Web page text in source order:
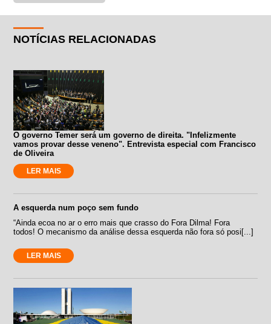
NOTÍCIAS RELACIONADAS
O governo Temer será um governo de direita. "Infelizmente
vamos provar desse veneno". Entrevista especial com Francisco
de Oliveira
LER MAIS
A esquerda num poço sem fundo
“Ainda ecoa no ar o erro mais que crasso do Fora Dilma! Fora
todos! O mecanismo da análise dessa esquerda não fora só posi[...]
LER MAIS